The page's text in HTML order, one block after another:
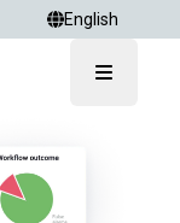
English
Open